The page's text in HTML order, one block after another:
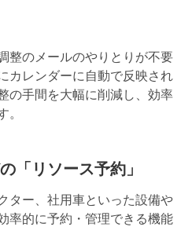
整のメールのやりとりが不要
カレンダーに自動で反映され
の手間を大幅に削減し、効率
「リソース予約」
ター、社用車といった設備や
率的に予約・管理できる機能